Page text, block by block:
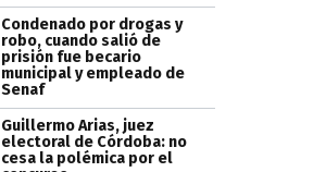
Condenado por drogas y
robo, cuando salió de
prisión fue becario
municipal y empleado de
Senaf
Guillermo Arias, juez
electoral de Córdoba: no
cesa la polémica por el